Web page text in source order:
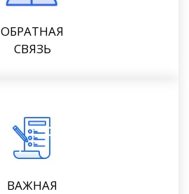
ОБРАТНАЯ
СВЯЗЬ
ВАЖНАЯ